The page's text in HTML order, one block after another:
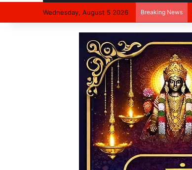
Wednesday, August 5 2026 Breaking News